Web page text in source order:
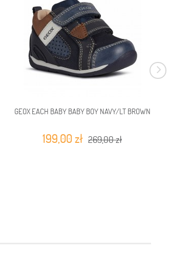
GEOX EACH BABY BABY BOY NAVY/LT BROWN
199,00 zł 269,00 zł